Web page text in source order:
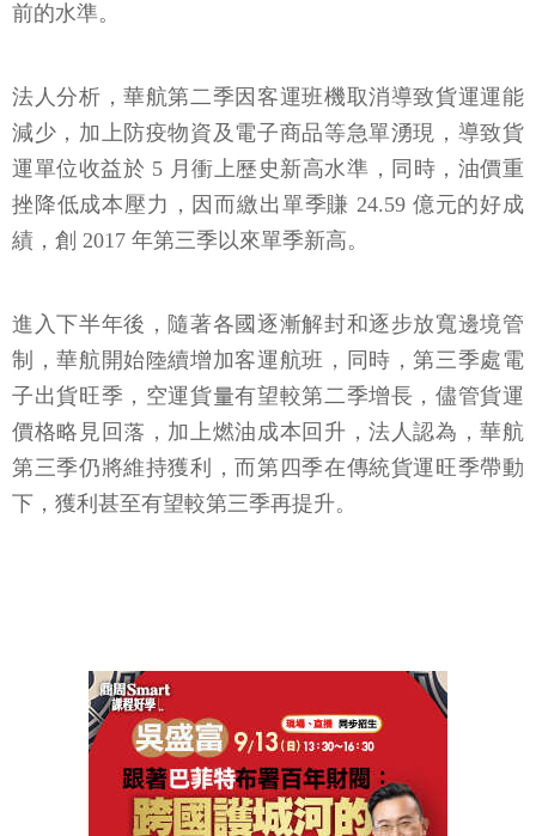
前的水準。
法人分析，華航第二季因客運班機取消導致貨運運能
減少，加上防疫物資及電子商品等急單湧現，導致貨
運單位收益於 5 月衝上歷史新高水準，同時，油價重
挫降低成本壓力，因而繳出單季賺 24.59 億元的好成
績，創 2017 年第三季以來單季新高。
進入下半年後，隨著各國逐漸解封和逐步放寬邊境管
制，華航開始陸續增加客運航班，同時，第三季處電
子出貨旺季，空運貨量有望較第二季增長，儘管貨運
價格略見回落，加上燃油成本回升，法人認為，華航
第三季仍將維持獲利，而第四季在傳統貨運旺季帶動
下，獲利甚至有望較第三季再提升。